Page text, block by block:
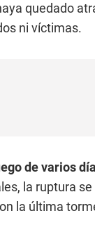
quedado
ni víctimas.
de varios
la ruptura
la última